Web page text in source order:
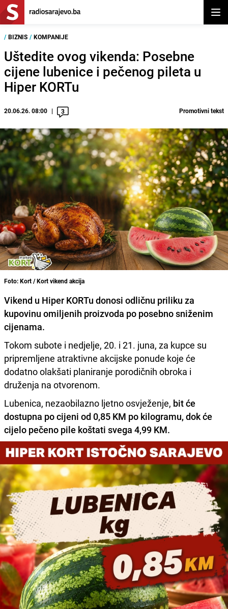
/ BIZNIS / KOMPANIJE
Uštedite ovog vikenda: Posebne
cijene lubenice i pečenog pileta u
Hiper KORTu
20.06.26. 08:00 3 Promotivni tekst
Foto: Kort / Kort vikend akcija
Vikend u Hiper KORTu donosi odličnu priliku za
kupovinu omiljenih proizvoda po posebno sniženim
cijenama.
Tokom subote i nedjelje, 20. i 21. juna, za kupce su
pripremljene atraktivne akcijske ponude koje će
dodatno olakšati planiranje porodičnih obroka i
druženja na otvorenom.
Lubenica, nezaobilazno ljetno osvježenje, bit će
dostupna po cijeni od 0,85 KM po kilogramu, dok će
cijelo pečeno pile koštati svega 4,99 KM.